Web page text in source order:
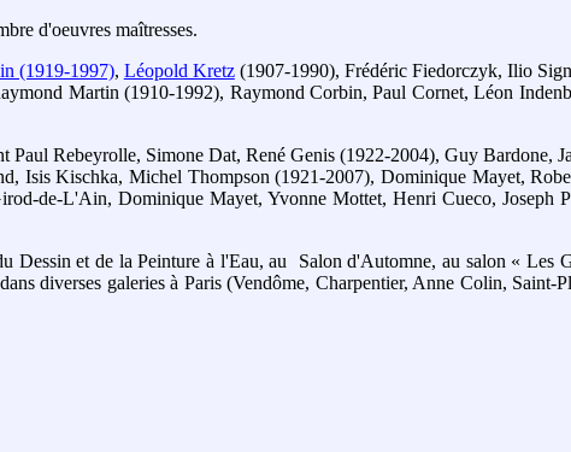
d'oeuvres maîtresses.
(1919-1997), Léopold Kretz(1907-1990), Frédéric Fiedorczyk, Ilio
Martin (1910-1992), Raymond Corbin, Paul Cornet, Léon
Paul Rebeyrolle, Simone Dat, René Genis (1922-2004), Guy Bardone,
Isis Kischka, Michel Thompson (1921-2007), Dominique Mayet,
de-L'Ain, Dominique Mayet, Yvonne Mottet, Henri Cueco, Joseph
Dessin et de la Peinture à l'Eau, au Salon d'Automne, au salon « Les
diverses galeries à Paris (Vendôme, Charpentier, Anne Colin, Saint-